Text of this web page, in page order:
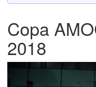
Copa
2018